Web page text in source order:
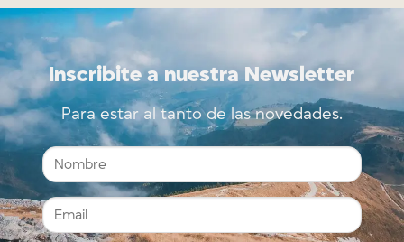
Inscribite a nuestra Newsletter
Para estar al tanto de las novedades.